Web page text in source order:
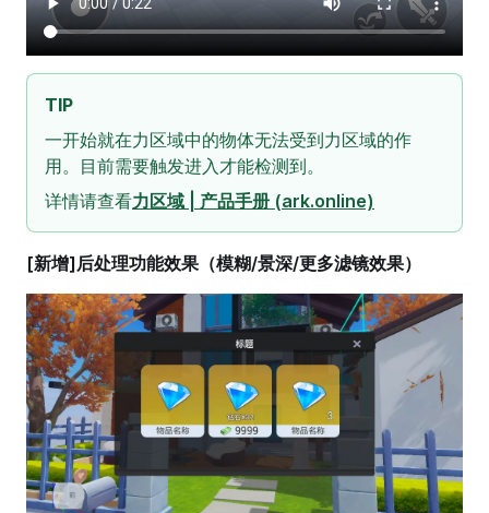
TIP
一开始就在力区域中的物体无法受到力区域的作
用。目前需要触发进入才能检测到。
详情请查看力区域 | 产品手册 (ark.online)
[新增]后处理功能效果（模糊/景深/更多滤镜效果）